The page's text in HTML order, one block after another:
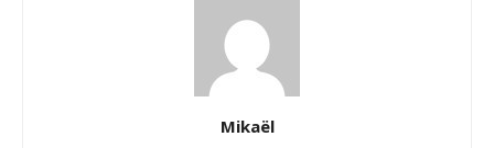
Mikaël